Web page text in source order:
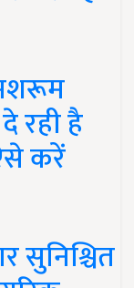
रही है
करें
सुनिश्चित